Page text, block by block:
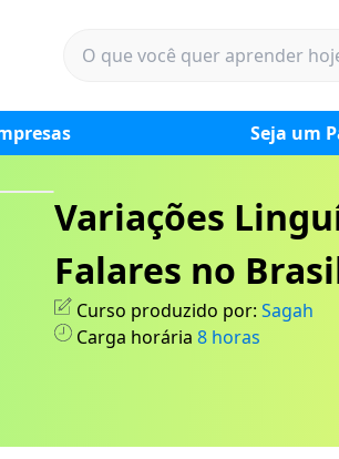
Seja um
Variações
Falares no
Curso produzido por: Sagah
Carga horária 8 horas